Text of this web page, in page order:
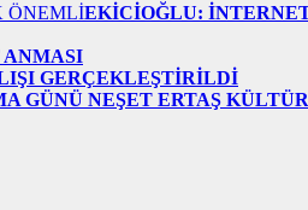
EKİCİOĞLU:
ANMASI
GERÇEKLEŞTİRİLDİ
GÜNÜ NEŞET ERTAŞ